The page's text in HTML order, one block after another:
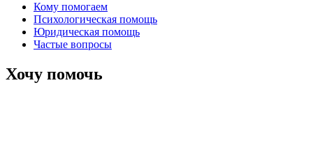
Кому помогаем
Психологическая помощь
Юридическая помощь
Частые вопросы
Хочу помочь